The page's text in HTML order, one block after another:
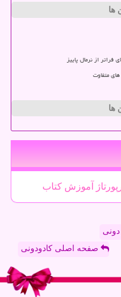
ها
فراتر از نرمال پاییز
متفاوت
ها
آموزش كتاب
دونی
صفحه اصلی کادودونی